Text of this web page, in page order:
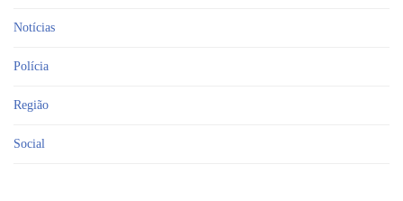
Notícias
Polícia
Região
Social